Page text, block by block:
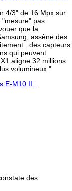
4/3" de 16 Mpx sur
"mesure" pas
que la
assène des
: des capteurs
qui peuvent
aligne 32 millions
volumineux."
E-M10 II :
des